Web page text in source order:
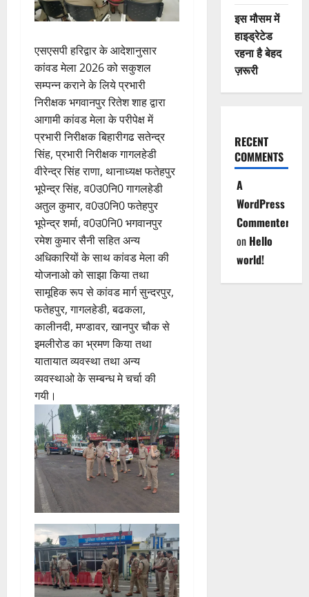
एसएसपी हरिद्वार के आदेशानुसार
कांवड मेला 2026 को सकुशल
सम्पन्न कराने के लिये प्रभारी
निरीक्षक भगवानपुर रितेश शाह द्वारा
आगामी कांवड मेला के परीपेक्ष में
प्रभारी निरीक्षक बिहारीगढ सतेन्द्र
सिंह, प्रभारी निरीक्षक गागलहेडी
वीरेन्द्र सिंह राणा, थानाध्यक्ष फतेहपुर
भूपेन्द्र सिंह, व0उ0नि0 गागलहेडी
अतुल कुमार, व0उ0नि0 फतेहपुर
भूपेन्द्र शर्मा, व0उ0नि0 भगवानपुर
रमेश कुमार सैनी सहित अन्य
अधिकारियों के साथ कांवड मेला की
योजनाओ को साझा किया तथा
सामूहिक रूप से कांवड मार्ग सुन्दरपुर,
फतेहपुर, गागलहेडी, बढकला,
कालीनदी, मण्डावर, खानपुर चौक से
इमलीरोड का भ्रमण किया तथा
यातायात व्यवस्था तथा अन्य
व्यवस्थाओ के सम्बन्ध मे चर्चा की
गयी।
इस मौसम में
हाइड्रेटेड
रहना है बेहद
ज़रूरी
RECENT
COMMENTS
A
WordPress
Commenter
on Hello
world!